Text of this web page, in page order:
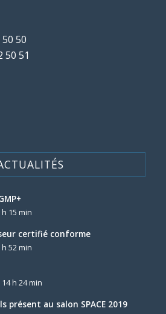
50
50 51
15 min
certifié conforme
h 52 min
h 24 min
présent au salon SPACE 2019